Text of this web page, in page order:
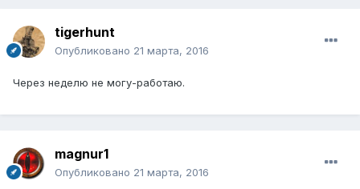
tigerhunt
Опубликовано 21 марта, 2016
Через неделю не могу-работаю.
magnur1
Опубликовано 21 марта, 2016